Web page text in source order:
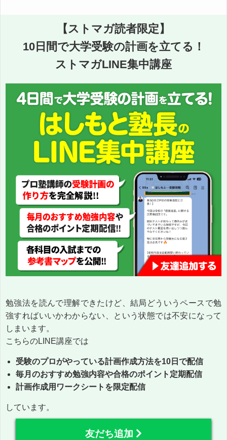
【ストマガ読者限定】
10日間で大学受験の計画を立てる！
ストマガLINE集中講座
勉強法を読んで理解できたけど、結局どういうペースで勉
強すればいいかわからない、という状態では不安になって
しまいます。
こちらのLINE講座では
受験のプロがやっている計画作成方法を10日で配信
毎月のおすすめ勉強内容や合格のポイント定期配信
計画作成用ワークシートを限定配信
しています。
友だち追加